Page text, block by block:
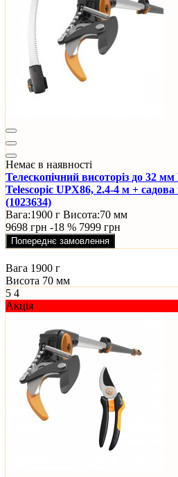
Немає в наявності
Телескопічний висоторіз до 32
Telescopic UPX86, 2.4-4 м +
(1023634)
Вага:1900 г Висота:70 мм
9698 грн -18 % 7999 грн
Попереднє замовлення
Вага 1900 г
Висота 70 мм
5 4
Акція